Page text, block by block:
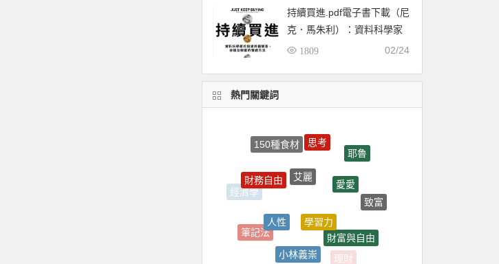
持續買進.pdf電子書下載（尼
克．馬朱利）：資料科學家
的投資終極解答，存錢及致
1809 02/24
熱門關鍵詞
150種食材
思考
耶魯
經濟學
財務自由
致富
筆記法
財富與自由
理財
小林義崇